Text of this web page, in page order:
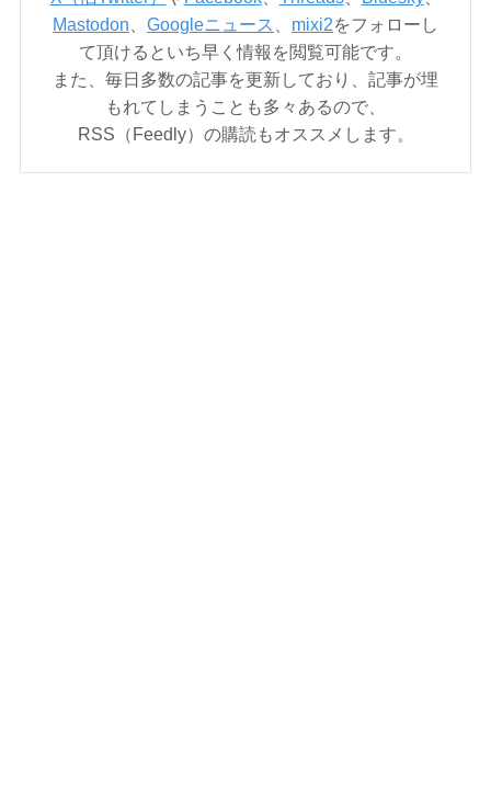
Mastodon
Googleニュース mixi2をフォローし
て頂けるといち早く情報を閲覧可能です。
また、毎日多数の記事を更新しており、記事が埋
もれてしまうことも多々あるので、
RSS（Feedly）の購読もオススメします。